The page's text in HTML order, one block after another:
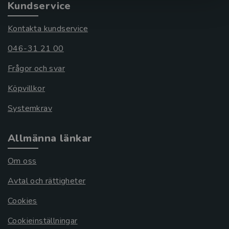
Kundservice
Kontakta kundservice
046-31 21 00
Frågor och svar
Köpvillkor
Systemkrav
Allmänna länkar
Om oss
Avtal och rättigheter
Cookies
Cookieinställningar